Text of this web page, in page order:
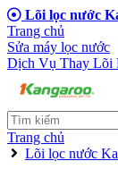
Lõi lọc nước
Trang chủ
Sửa máy lọc nước
Dịch Vụ Thay Lõi
Trang chủ
Lõi lọc nước